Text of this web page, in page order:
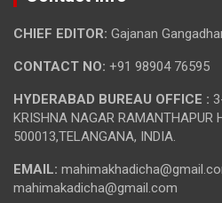
CHIEF EDITOR: Gajanan
CONTACT NO: +91 98904 76595
HYDERABAD BUREAU OFFICE :
KRISHNA NAGAR RAMANTHAPUR
500013,TELANGANA, INDIA.
EMAIL:
mahimakadicha@gmail.com